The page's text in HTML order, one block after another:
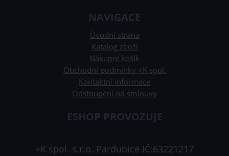
NAVIGACE
Úvodní strana
Katalog zboží
Nákupní košík
Obchodní podmínky +K spol.
Kontaktní informace
Odstoupení od smlouvy
ESHOP PROVOZUJE
+K spol. s.r.o. Pardubice IČ:63221217